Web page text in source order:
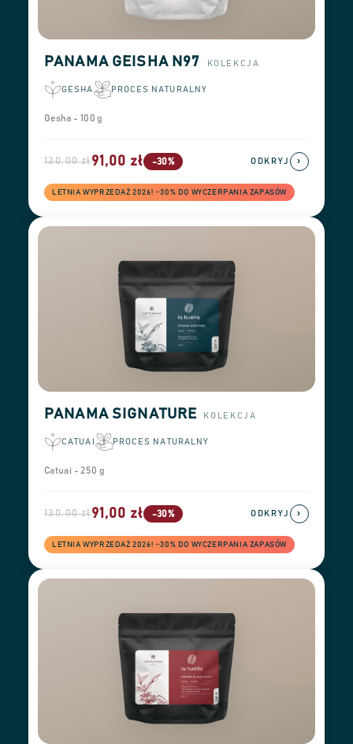
PANAMA GEISHA N97 KOLEKCJA
GESHA PROCES NATURALNY
Gesha - 100 g
130,00 zł91,00 zł -30%
LETNIA WYPRZEDAŻ 2026! −30% DO WYCZERPANIA ZAPASÓW
ODKRYJ ›
PANAMA SIGNATURE KOLEKCJA
CATUAI PROCES NATURALNY
Catuai - 250 g
130,00 zł91,00 zł -30%
LETNIA WYPRZEDAŻ 2026! −30% DO WYCZERPANIA ZAPASÓW
ODKRYJ ›